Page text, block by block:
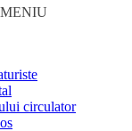
MENIU
circulator